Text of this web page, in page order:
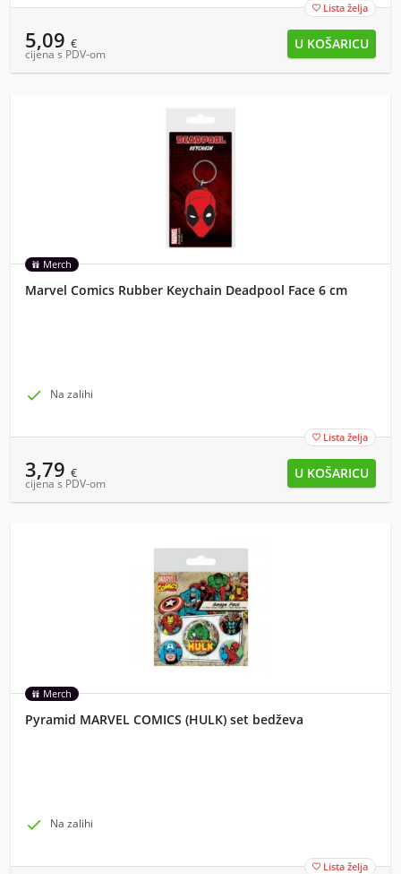
 Lista želja
5,09 €
cijena s PDV-om
Merch
Marvel Comics Rubber Keychain Deadpool Face 6 cm
 Na zalihi
 Lista želja
3,79 €
cijena s PDV-om
Merch
Pyramid MARVEL COMICS (HULK) set bedževa
 Na zalihi
 Lista želja